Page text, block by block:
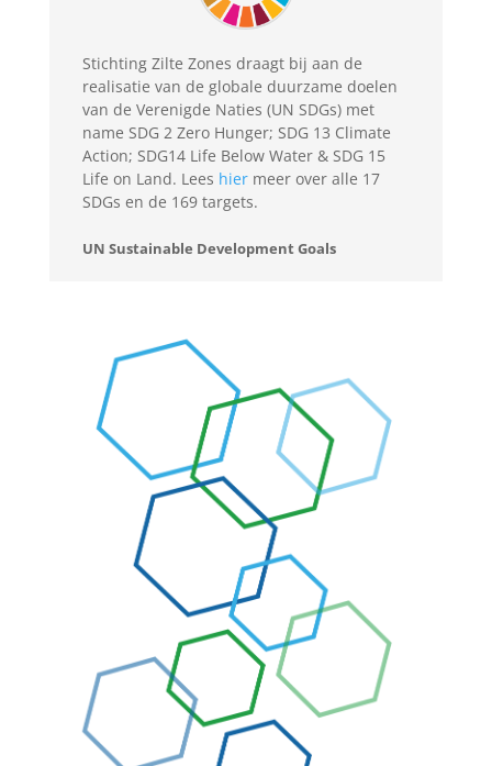
Stichting Zilte Zones draagt bij aan de
realisatie van de globale duurzame doelen
van de Verenigde Naties (UN SDGs) met
name SDG 2 Zero Hunger; SDG 13 Climate
Action; SDG14 Life Below Water & SDG 15
Life on Land. Lees hiermeer over alle 17
SDGs en de 169 targets.
UN Sustainable Development Goals